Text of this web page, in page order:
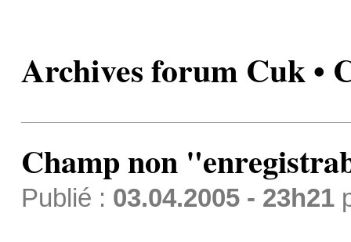
Archives forum Cuk •
Champ non
Publié : 03.04.2005 - 23h21